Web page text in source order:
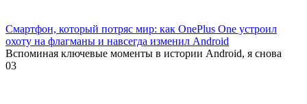
Смартфон, который потряс мир: как OnePlus One устроил
охоту на флагманы и навсегда изменил Android
Вспоминая ключевые моменты в истории Android, я снова
03